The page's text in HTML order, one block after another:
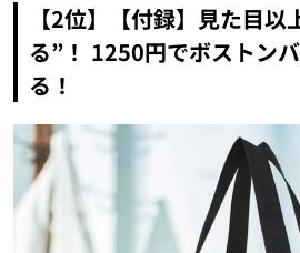
【2位】【付録】見た目
る”！ 1250円でボストン
る！